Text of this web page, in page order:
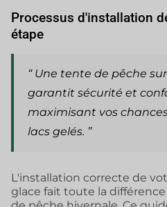
Processus d'installation
étape
“ Une tente de pêche
garantit sécurité et
maximisant vos
lacs gelés. ”
L'installation correcte de
glace fait toute la